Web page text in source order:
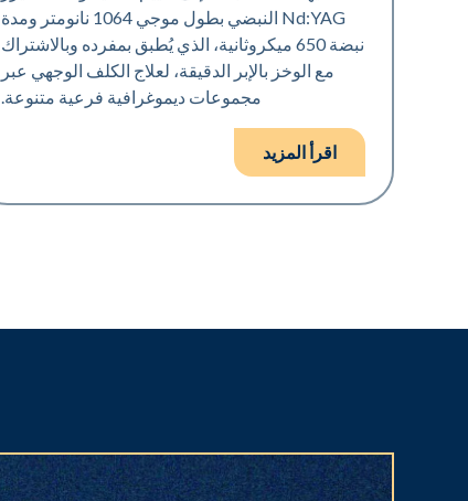
Nd:YAG النبضي بطول موجي 1064 نانومتر ومدة
نبضة 650 ميكروثانية، الذي يُطبق بمفرده وبالاشتراك
مع الوخز بالإبر الدقيقة، لعلاج الكلف الوجهي عبر
مجموعات ديموغرافية فرعية متنوعة.
اقرأ المزيد